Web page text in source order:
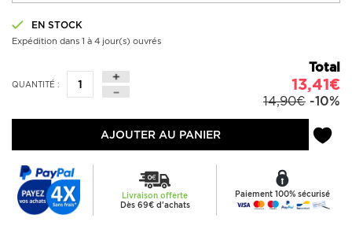
EN STOCK
Expédition dans 1 à 4 jour(s) ouvrés
QUANTITÉ :
Total
13,41€
14,90€ -10%
AJOUTER AU PANIER
Livraison offerte
Dès 69€ d'achats
Paiement 100% sécurisé